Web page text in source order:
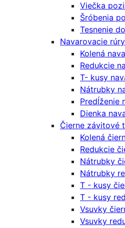
Viečka
Šróbenia
Tesnenie
Navarovacie
Kolená
Redukcie
T- kusy
Nátrubky
Predĺženie
Dienka
Čierne závitové
Kolená
Redukcie
Nátrubky
Nátrubky
T - kusy
T - kusy
Vsuvky
Vsuvky